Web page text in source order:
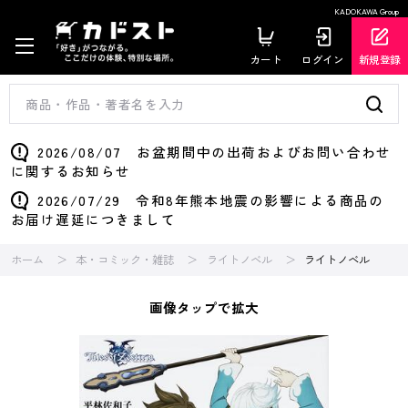
KADOKAWA Group
カート ログイン 新規登録
2026/08/07 お盆期間中の出荷およびお問い合わせ
に関するお知らせ
2026/07/29 令和8年熊本地震の影響による商品の
お届け遅延につきまして
ホーム 本・コミック・雑誌 ライトノベル ライトノベル
画像タップで拡大